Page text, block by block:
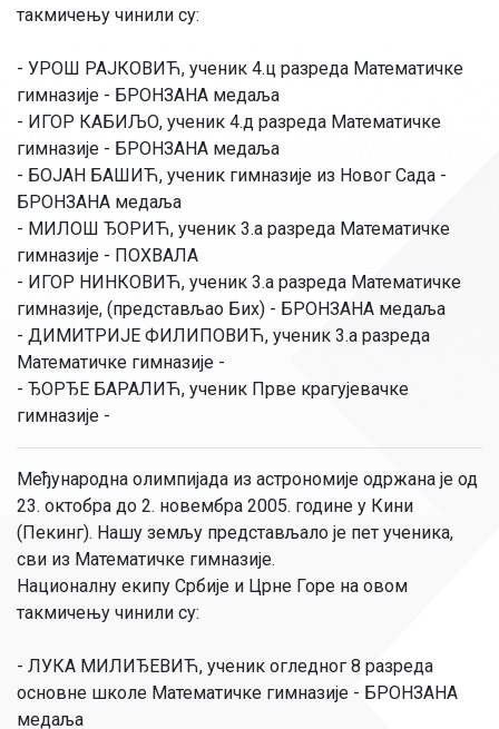
такмичењу чинили су:
- УРОШ РАЈКОВИЋ, ученик 4.ц разреда Математичке
гимназије - БРОНЗАНА медаља
- ИГОР КАБИЉО, ученик 4.д разреда Математичке
гимназије - БРОНЗАНА медаља
- БОЈАН БАШИЋ, ученик гимназије из Новог Сада -
БРОНЗАНА медаља
- МИЛОШ ЂОРИЋ, ученик 3.а разреда Математичке
гимназије - ПОХВАЛА
- ИГОР НИНКОВИЋ, ученик 3.а разреда Математичке
гимназије, (представљао Бих) - БРОНЗАНА медаља
- ДИМИТРИЈЕ ФИЛИПОВИЋ, ученик 3.а разреда
Математичке гимназије -
- ЂОРЂЕ БАРАЛИЋ, ученик Прве крагујевачке
гимназије -
Међународна олимпијада из астрономије одржана је од
23. октобра до 2. новембра 2005. године у Кини
(Пекинг). Нашу земљу представљало је пет ученика,
сви из Математичке гимназије.
Националну екипу Србије и Црне Горе на овом
такмичењу чинили су:
- ЛУКА МИЛИЂЕВИЋ, ученик огледног 8 разреда
основне школе Математичке гимназије - БРОНЗАНА
медаља